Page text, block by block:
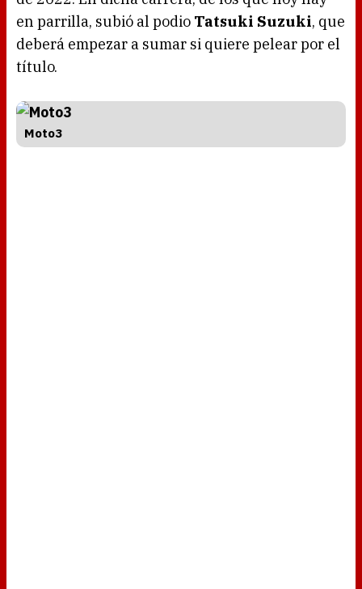
en parrilla, subió al podio Tatsuki Suzuki, que
deberá empezar a sumar si quiere pelear por el
título.
Moto3